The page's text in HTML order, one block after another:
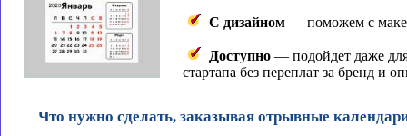
С дизайном — поможем с
Доступно — подойдет даже
стартапа без переплат за бренд и
Что нужно сделать, заказывая отрывные